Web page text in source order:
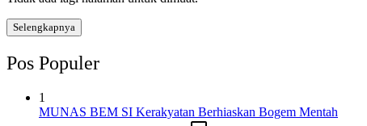
Selengkapnya
Pos Populer
1
MUNAS BEM SI Kerakyatan Berhiaskan Bogem Mentah